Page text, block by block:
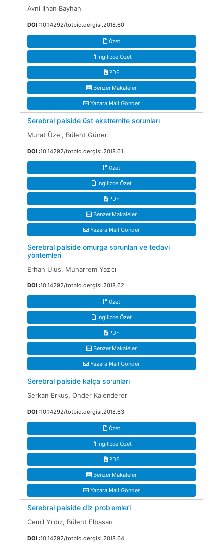
Avni İlhan Bayhan
DOI :10.14292/totbid.dergisi.2018.60
Özet
İngilizce Özet
PDF
Benzer Makaleler
Yazara Mail Gönder
Serebral palside üst ekstremite sorunları
Murat Üzel, Bülent Güneri
DOI :10.14292/totbid.dergisi.2018.61
Özet
İngilizce Özet
PDF
Benzer Makaleler
Yazara Mail Gönder
Serebral palside omurga sorunları ve tedavi
yöntemleri
Erhan Ulus, Muharrem Yazıcı
DOI :10.14292/totbid.dergisi.2018.62
Özet
İngilizce Özet
PDF
Benzer Makaleler
Yazara Mail Gönder
Serebral palside kalça sorunları
Serkan Erkuş, Önder Kalenderer
DOI :10.14292/totbid.dergisi.2018.63
Özet
İngilizce Özet
PDF
Benzer Makaleler
Yazara Mail Gönder
Serebral palside diz problemleri
Cemil Yıldız, Bülent Elbasan
DOI :10.14292/totbid.dergisi.2018.64